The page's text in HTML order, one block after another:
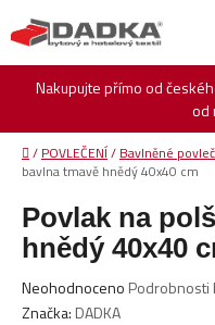
na
obsah
Nakupujte přímo od
od
Domů
/ POVLEČENÍ/ Bavlněné
bavlna tmavě hnědý 40x40 cm
Povlak na
hnědý 40x40
Průměrné
hodnocení
Neohodnoceno Podrobnosti
Značka: DADKA